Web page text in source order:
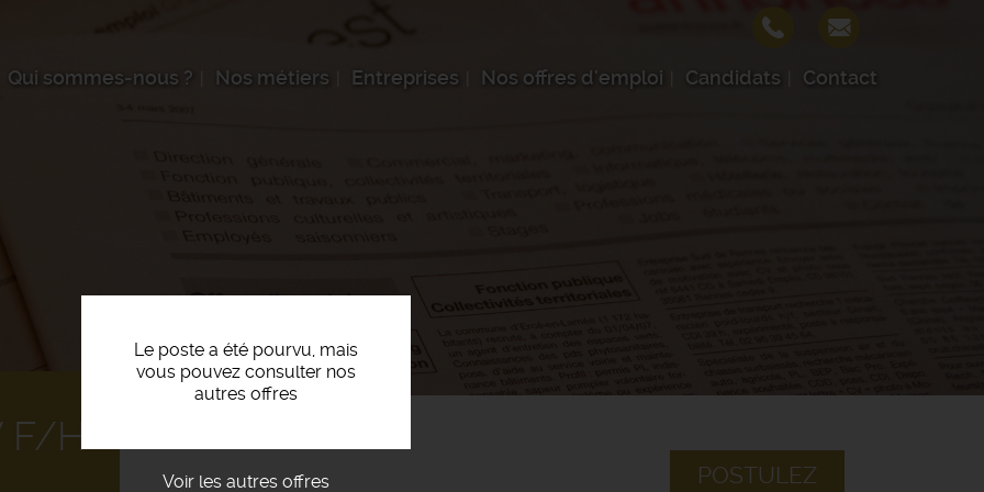
Qui sommes-nous ? Nos métiers Entreprises Nos offres d'emploi Candidats Contact
Le poste a été pourvu, mais
vous pouvez consulter nos
autres offres
Voir les autres offres POSTULEZ
F/H